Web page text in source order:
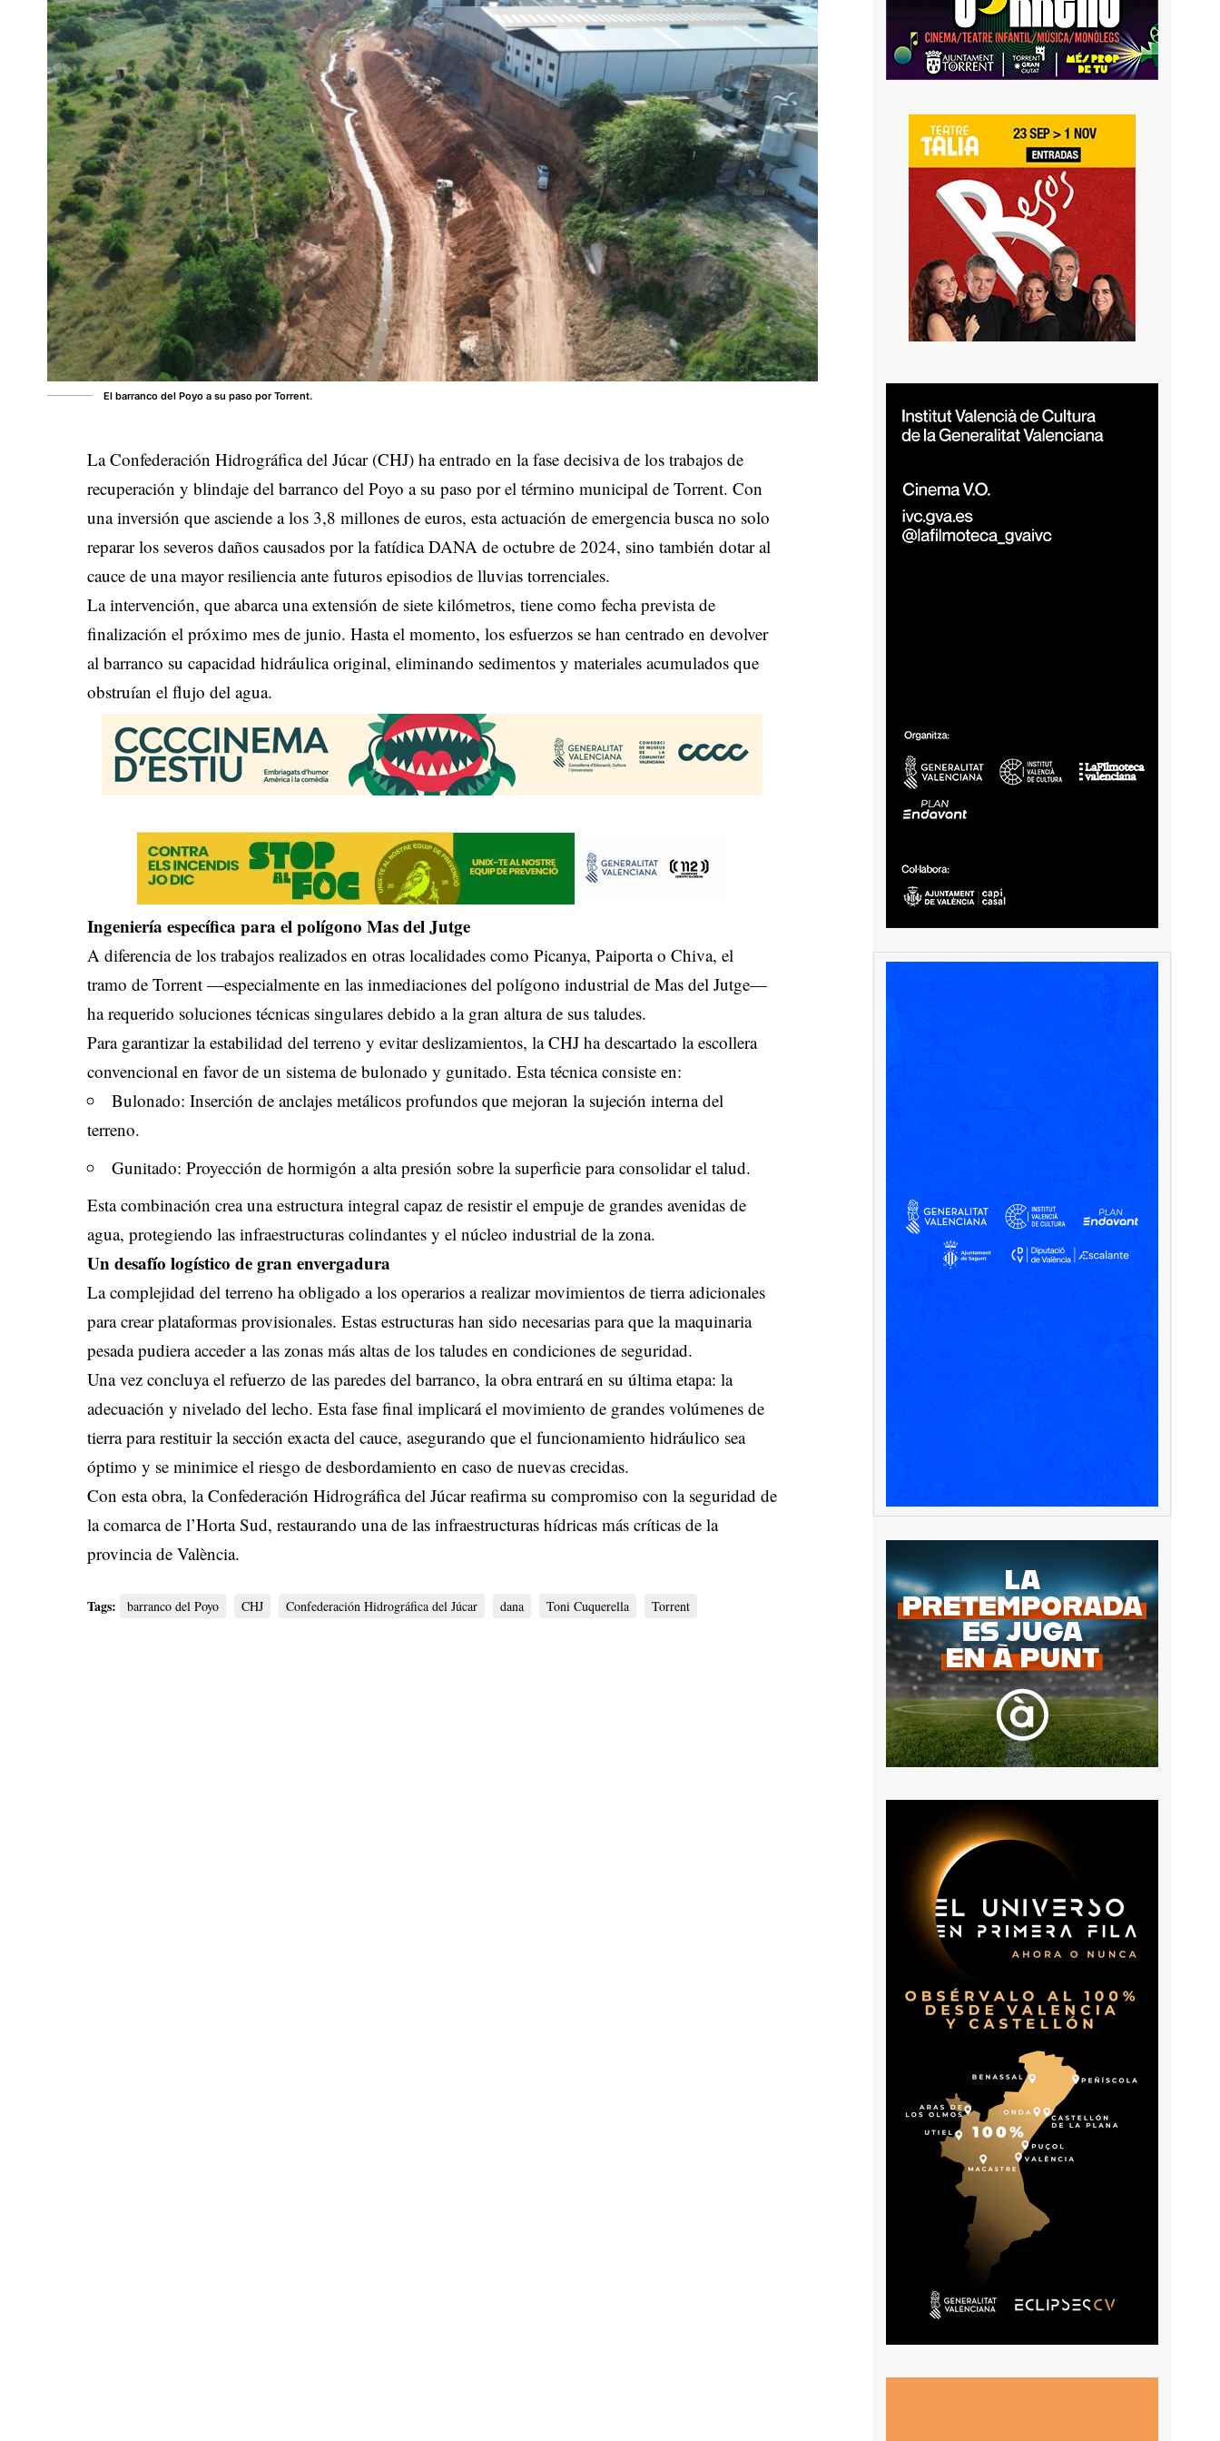
El barranco del Poyo a su paso por Torrent.
La Confederación Hidrográfica del Júcar (CHJ) ha entrado en la fase decisiva de los trabajos de
recuperación y blindaje del barranco del Poyo a su paso por el término municipal de Torrent. Con
una inversión que asciende a los 3,8 millones de euros, esta actuación de emergencia busca no solo
reparar los severos daños causados por la fatídica DANA de octubre de 2024, sino también dotar al
cauce de una mayor resiliencia ante futuros episodios de lluvias torrenciales.
La intervención, que abarca una extensión de siete kilómetros, tiene como fecha prevista de
finalización el próximo mes de junio. Hasta el momento, los esfuerzos se han centrado en devolver
al barranco su capacidad hidráulica original, eliminando sedimentos y materiales acumulados que
obstruían el flujo del agua.
Ingeniería específica para el polígono Mas del Jutge
A diferencia de los trabajos realizados en otras localidades como Picanya, Paiporta o Chiva, el
tramo de Torrent —especialmente en las inmediaciones del polígono industrial de Mas del Jutge—
ha requerido soluciones técnicas singulares debido a la gran altura de sus taludes.
Para garantizar la estabilidad del terreno y evitar deslizamientos, la CHJ ha descartado la escollera
convencional en favor de un sistema de bulonado y gunitado. Esta técnica consiste en:
Bulonado: Inserción de anclajes metálicos profundos que mejoran la sujeción interna del
terreno.
Gunitado: Proyección de hormigón a alta presión sobre la superficie para consolidar el talud.
Esta combinación crea una estructura integral capaz de resistir el empuje de grandes avenidas de
agua, protegiendo las infraestructuras colindantes y el núcleo industrial de la zona.
Un desafío logístico de gran envergadura
La complejidad del terreno ha obligado a los operarios a realizar movimientos de tierra adicionales
para crear plataformas provisionales. Estas estructuras han sido necesarias para que la maquinaria
pesada pudiera acceder a las zonas más altas de los taludes en condiciones de seguridad.
Una vez concluya el refuerzo de las paredes del barranco, la obra entrará en su última etapa: la
adecuación y nivelado del lecho. Esta fase final implicará el movimiento de grandes volúmenes de
tierra para restituir la sección exacta del cauce, asegurando que el funcionamiento hidráulico sea
óptimo y se minimice el riesgo de desbordamiento en caso de nuevas crecidas.
Con esta obra, la Confederación Hidrográfica del Júcar reafirma su compromiso con la seguridad de
la comarca de l’Horta Sud, restaurando una de las infraestructuras hídricas más críticas de la
provincia de València.
Tags: barranco del Poyo CHJ Confederación Hidrográfica del Júcar dana Toni Cuquerella Torrent